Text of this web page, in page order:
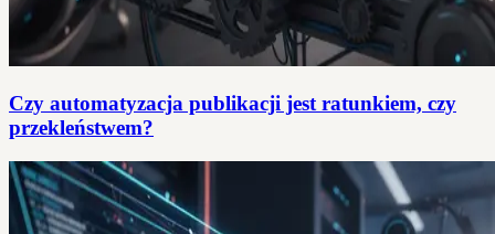
Czy automatyzacja publikacji jest ratunkiem, czy
przekleństwem?